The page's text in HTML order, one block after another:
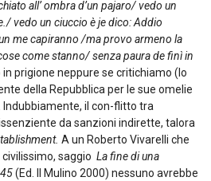
all’ ombra d’un pajaro/ vedo un
vedo un ciuccio è je dico: Addio
me capiranno /ma provo armeno la
come stanno/ senza paura de finì in
prigione neppure se critichiamo (lo
della Repubblica per le sue omelie
il con-flitto tra
da sanzioni indirette, talora
A un Roberto Vivarelli che
saggio La fine di una
(Ed. Il Mulino 2000) nessuno avrebbe